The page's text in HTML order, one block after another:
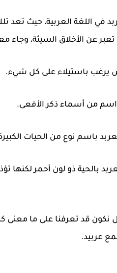
في اللغة العربية، حيث
عن الأخلاق السيئة، وجاء
باستيلاء على كل شيء.
اسم من أسماء ذكر الأفعى.
باسم نوع من الحيات
بالحية ذو لون أحمر لكنها
نكون قد تعرفنا على ما معنى
عربيد.